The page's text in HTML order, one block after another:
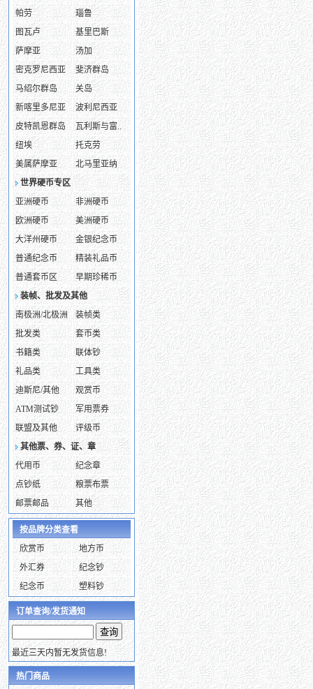
帕劳
瑙鲁
图瓦卢
基里巴斯
萨摩亚
汤加
密克罗尼西亚
斐济群岛
马绍尔群岛
关岛
新喀里多尼亚
波利尼西亚
皮特凯恩群岛
瓦利斯与富..
纽埃
托克劳
美属萨摩亚
北马里亚纳
世界硬币专区
亚洲硬币
非洲硬币
欧洲硬币
美洲硬币
大洋州硬币
金银纪念币
普通纪念币
精装礼品币
普通套币区
早期珍稀币
装帧、批发及其他
南极洲/北极洲
装帧类
批发类
套币类
书籍类
联体钞
礼品类
工具类
迪斯尼/其他
观赏币
ATM测试钞
军用票券
联盟及其他
评级币
其他票、券、证、章
代用币
纪念章
点钞纸
粮票布票
邮票邮品
其他
按品牌分类查看
欣赏币
地方币
外汇券
纪念钞
纪念币
塑料钞
订单查询/发货通知
最近三天内暂无发货信息!
热门商品